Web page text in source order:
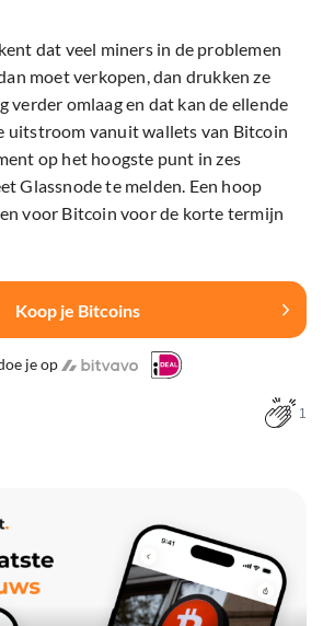
dat veel miners in de problemen
moet verkopen, dan drukken ze
verder omlaag en dat kan de ellende
uitstroom vanuit wallets van Bitcoin
op het hoogste punt in zes
Glassnode te melden. Een hoop
voor Bitcoin voor de korte termijn
Koop je Bitcoins
je op
1